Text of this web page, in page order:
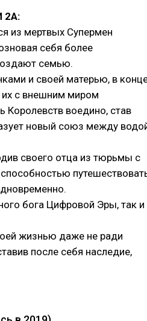
2А:
из мертвых Супермен
себя более
семью.
и своей матерью, в
их с внешним миром
воедино, став
новый союз между
своего отца из тюрьмы с
бога Цифровой Эры, так и
жизнью даже не ради
после себя наследие,